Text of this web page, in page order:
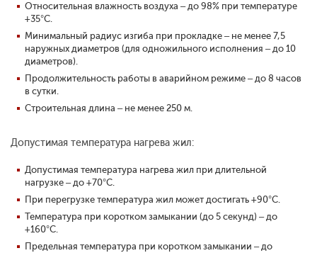
Относительная влажность воздуха – до 98% при температуре
+35°С.
Минимальный радиус изгиба при прокладке – не менее 7,5
наружных диаметров (для одножильного исполнения – до 10
диаметров).
Продолжительность работы в аварийном режиме – до 8 часов
в сутки.
Строительная длина – не менее 250 м.
Допустимая температура нагрева жил:
Допустимая температура нагрева жил при длительной
нагрузке – до +70°С.
При перегрузке температура жил может достигать +90°С.
Температура при коротком замыкании (до 5 секунд) – до
+160°С.
Предельная температура при коротком замыкании – до